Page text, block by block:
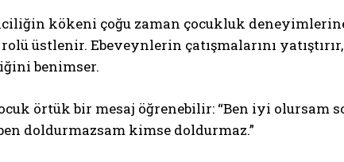
kökeni çoğu zaman çocukluk
üstlenir. Ebeveynlerin çatışmalarını
benimser.
örtük bir mesaj öğrenebilir: “Ben iyi olursam
doldurmazsam kimse doldurmaz.”